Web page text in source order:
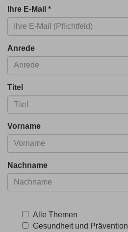
Ihre E-Mail *
Anrede
Titel
Vorname
Nachname
Alle Themen
Gesundheit und Prävention